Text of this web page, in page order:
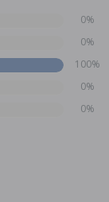
0%
0%
100%
0%
0%